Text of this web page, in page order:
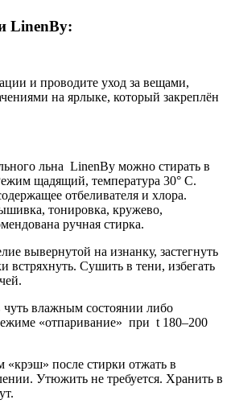
LinenBy:
и проводите уход за вещами,
на ярлыке, который закреплён
льна LinenBy можно стирать в
щадящий, температура 30° С.
отбеливателя и хлора.
тонировка, кружево,
ручная стирка.
вывернутой на изнанку, застегнуть
встряхнуть. Сушить в тени, избегать
влажным состоянии либо
«отпаривание» при t 180–200
«крэш» после стирки отжать в
Утюжить не требуется. Хранить в